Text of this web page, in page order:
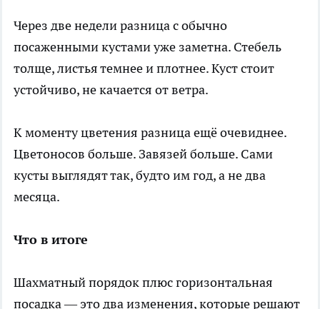
Через две недели разница с обычно
посаженными кустами уже заметна. Стебель
толще, листья темнее и плотнее. Куст стоит
устойчиво, не качается от ветра.
К моменту цветения разница ещё очевиднее.
Цветоносов больше. Завязей больше. Сами
кусты выглядят так, будто им год, а не два
месяца.
Что в итоге
Шахматный порядок плюс горизонтальная
посадка — это два изменения, которые решают